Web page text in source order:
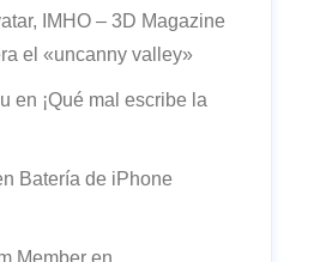
IMHO – 3D Magazine
el «uncanny valley»
en ¡Qué mal escribe la
Batería de iPhone
Member en